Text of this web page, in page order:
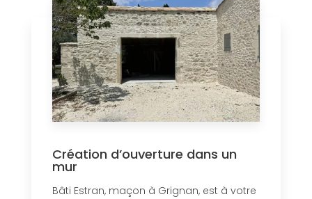
Création d’ouverture dans un
mur
Bâti Estran, maçon à Grignan, est à votre